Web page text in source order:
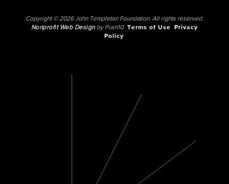
Copyright © 2026 John Templeton Foundation. All rights reserved.
Nonprofit Web Designby Push10. Terms of Use
Privacy
Policy